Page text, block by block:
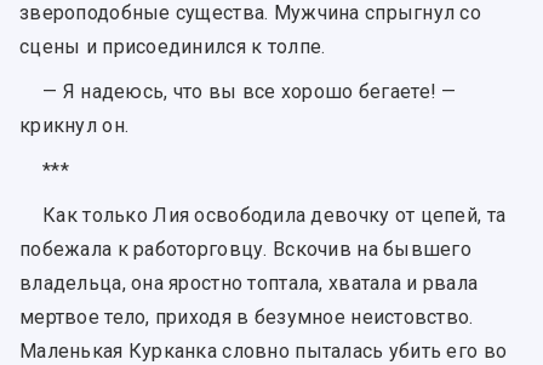
звероподобные существа. Мужчина спрыгнул со
сцены и присоединился к толпе.
— Я надеюсь, что вы все хорошо бегаете! —
крикнул он.
***
Как только Лия освободила девочку от цепей, та
побежала к работорговцу. Вскочив на бывшего
владельца, она яростно топтала, хватала и рвала
мертвое тело, приходя в безумное неистовство.
Маленькая Курканка словно пыталась убить его во